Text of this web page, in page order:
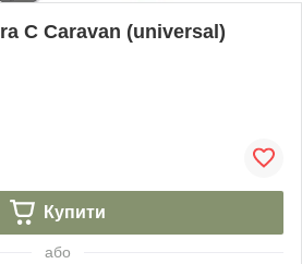
C Caravan (universal)
Купити
або